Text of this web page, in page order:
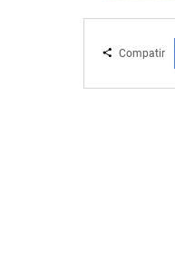
Compatir